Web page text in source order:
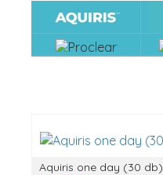
Aquiris one day (30 db)